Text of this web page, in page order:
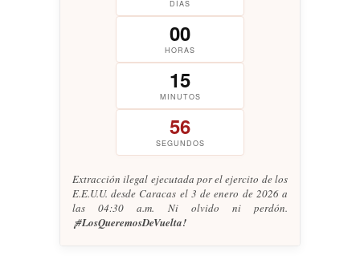
DÍAS
00
HORAS
15
MINUTOS
57
SEGUNDOS
Extracción ilegal ejecutada por el ejercito de los
E.E.U.U. desde Caracas el 3 de enero de 2026 a
las 04:30 a.m. Ni olvido ni perdón.
¡#LosQueremosDeVuelta!